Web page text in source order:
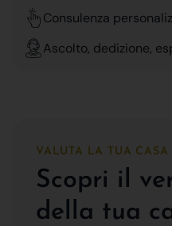
Consulenza
Ascolto, dedizione,
VALUTA LA TUA CASA
Scopri il
della tua